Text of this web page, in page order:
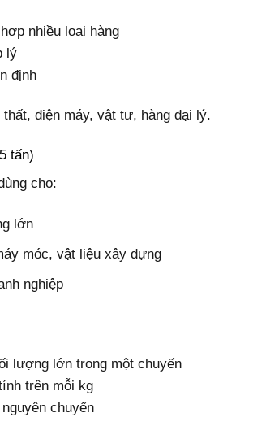
nhiều loại hàng
lý
định
điện máy, vật tư, hàng đại lý.
tấn)
cho:
lớn
móc, vật liệu xây dựng
nghiệp
lượng lớn trong một chuyến
trên mỗi kg
chuyến